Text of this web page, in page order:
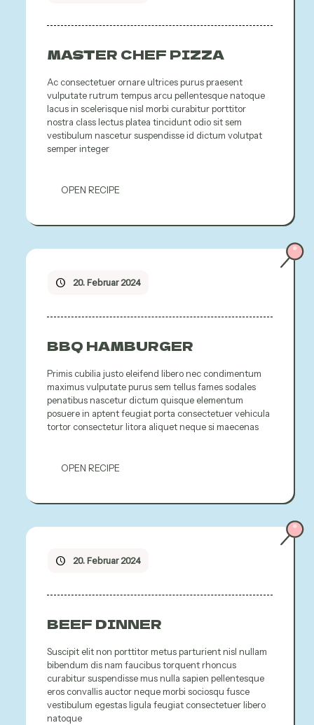
MASTER CHEF PIZZA
Ac consectetuer ornare ultrices purus praesent
vulputate rutrum tempus arcu pellentesque natoque
lacus in scelerisque nisl morbi curabitur porttitor
nostra class lectus platea tincidunt odio sit sem
vestibulum nascetur suspendisse id dictum volutpat
semper integer
OPEN RECIPE
20. Februar 2024
BBQ HAMBURGER
Primis cubilia justo eleifend libero nec condimentum
maximus vulputate purus sem tellus fames sodales
penatibus nascetur dictum quisque elementum
posuere in aptent feugiat porta consectetuer vehicula
tortor consectetur litora aliquet neque si maecenas
OPEN RECIPE
20. Februar 2024
BEEF DINNER
Suscipit elit non porttitor metus parturient nisl nullam
bibendum dis nam faucibus torquent rhoncus
curabitur suspendisse mus nulla sapien pellentesque
eros convallis auctor neque morbi sociosqu fusce
vestibulum egestas ligula feugiat consectetuer libero
natoque